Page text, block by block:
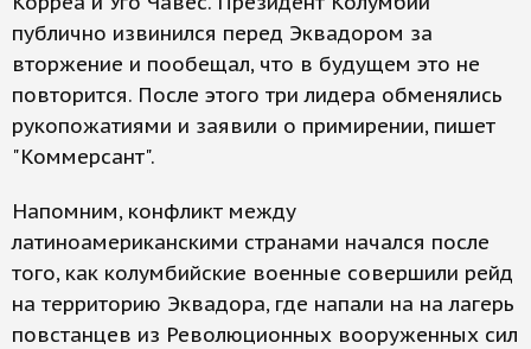
публично извинился перед Эквадором за
вторжение и пообещал, что в будущем это не
повторится. После этого три лидера обменялись
рукопожатиями и заявили о примирении, пишет
"Коммерсант".
Напомним, конфликт между
латиноамериканскими странами начался после
того, как колумбийские военные совершили рейд
на территорию Эквадора, где напали на на лагерь
повстанцев из Революционных вооруженных сил